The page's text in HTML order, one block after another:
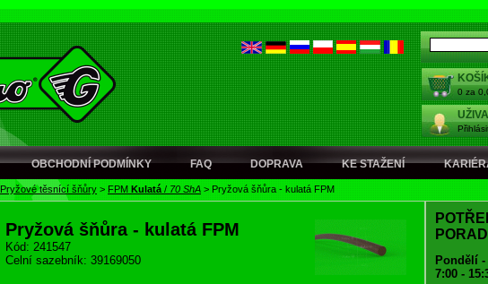
0 za
OBCHODNÍ PODMÍNKY FAQ DOPRAVA KE STAŽENÍ
Pryžové těsnící šňůry > FPM Kulatá / 70 ShA > Pryžová šňůra - kulatá FPM
Pryžová šňůra - kulatá FPM
Kód: 241547
Celní sazebník: 39169050
Pondělí -
7:00 -